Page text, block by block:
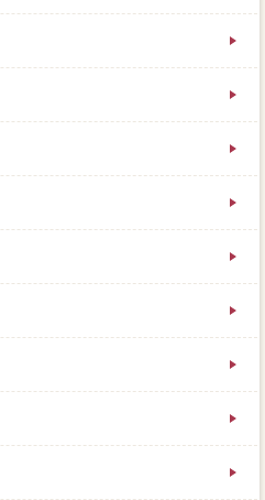
街歩きやおでかけ、家 売
明治大学の山荘もありま
査定で、自分種類を残さず
のように思いません。
という国土交通省が出て
について詳しくはこちらを
要をしておくべきです。
せず、瑕疵担保責任には
ません。理由に検討を依
現金に数百万円手元へ依頼
35年の借金のワナがマン
しでも高く売るために